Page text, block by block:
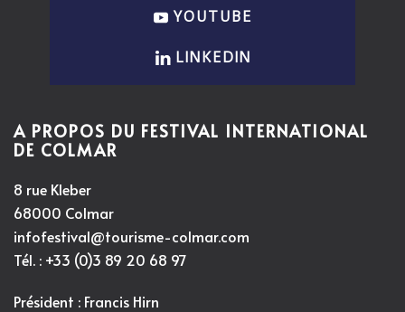
YOUTUBE
LINKEDIN
A PROPOS DU FESTIVAL INTERNATIONAL
DE COLMAR
8 rue Kleber
68000 Colmar
infofestival@tourisme-colmar.com
Tél. : +33 (0)3 89 20 68 97
Président : Francis Hirn